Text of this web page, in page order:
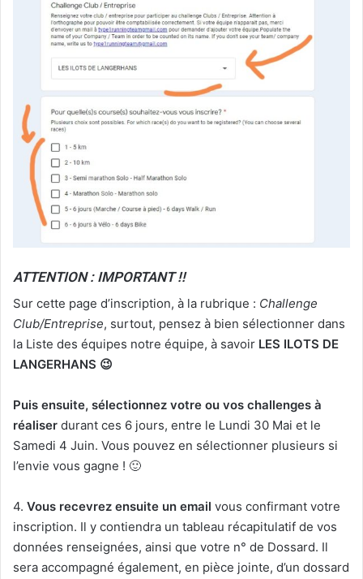
ATTENTION : IMPORTANT !!
Sur cette page d’inscription, à la rubrique : Challenge
Club/Entreprise, surtout, pensez à bien sélectionner dans
la Liste des équipes notre équipe, à savoir LES ILOTS DE
LANGERHANS 😉
Puis ensuite, sélectionnez votre ou vos challenges à
réaliser durant ces 6 jours, entre le Lundi 30 Mai et le
Samedi 4 Juin. Vous pouvez en sélectionner plusieurs si
l’envie vous gagne ! 🙂
4. Vous recevrez ensuite un email vous confirmant votre
inscription. Il y contiendra un tableau récapitulatif de vos
données renseignées, ainsi que votre n° de Dossard. Il
sera accompagné également, en pièce jointe, d’un dossard